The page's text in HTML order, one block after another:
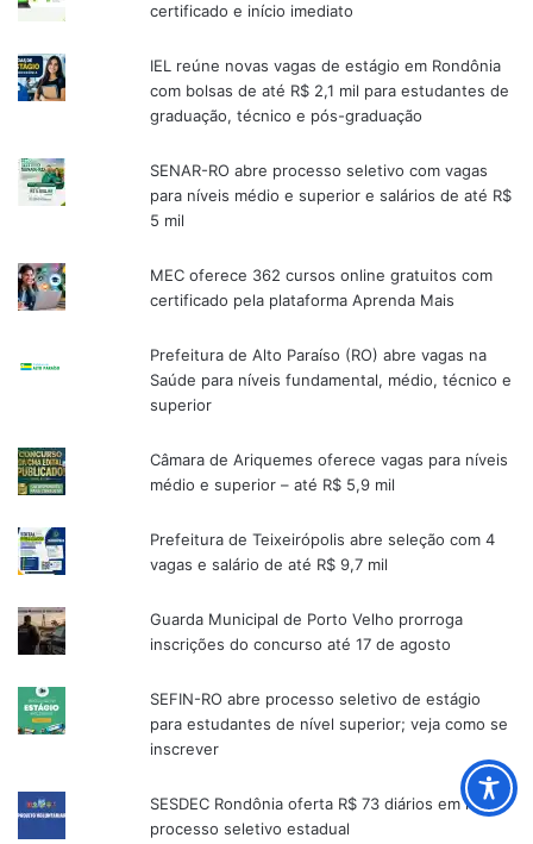
certificado e início imediato
IEL reúne novas vagas de estágio em Rondônia
com bolsas de até R$ 2,1 mil para estudantes de
graduação, técnico e pós-graduação
SENAR-RO abre processo seletivo com vagas
para níveis médio e superior e salários de até R$
5 mil
MEC oferece 362 cursos online gratuitos com
certificado pela plataforma Aprenda Mais
Prefeitura de Alto Paraíso (RO) abre vagas na
Saúde para níveis fundamental, médio, técnico e
superior
Câmara de Ariquemes oferece vagas para níveis
médio e superior – até R$ 5,9 mil
Prefeitura de Teixeirópolis abre seleção com 4
vagas e salário de até R$ 9,7 mil
Guarda Municipal de Porto Velho prorroga
inscrições do concurso até 17 de agosto
SEFIN-RO abre processo seletivo de estágio
para estudantes de nível superior; veja como se
inscrever
SESDEC Rondônia oferta R$ 73 diários em novo
processo seletivo estadual